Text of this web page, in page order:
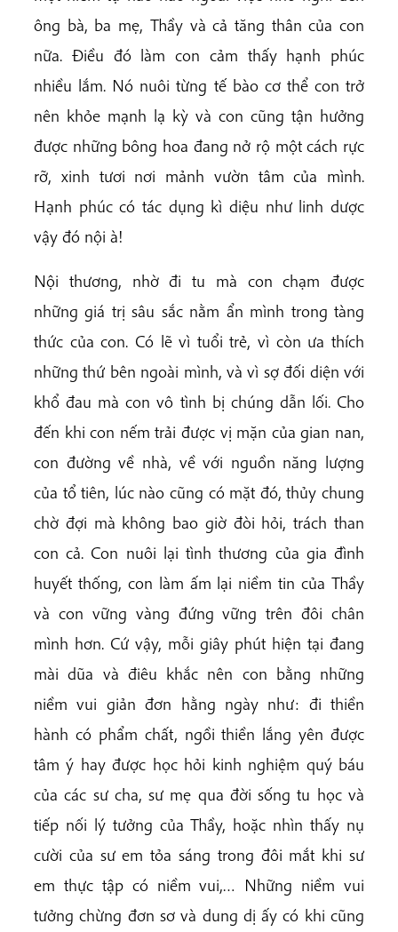
ông bà, ba mẹ, Thầy và cả tăng thân của con
nữa. Điều đó làm con cảm thấy hạnh phúc
nhiều lắm. Nó nuôi từng tế bào cơ thể con trở
nên khỏe mạnh lạ kỳ và con cũng tận hưởng
được những bông hoa đang nở rộ một cách rực
rỡ, xinh tươi nơi mảnh vườn tâm của mình.
Hạnh phúc có tác dụng kì diệu như linh dược
vậy đó nội à!
Nội thương, nhờ đi tu mà con chạm được
những giá trị sâu sắc nằm ẩn mình trong tàng
thức của con. Có lẽ vì tuổi trẻ, vì còn ưa thích
những thứ bên ngoài mình, và vì sợ đối diện với
khổ đau mà con vô tình bị chúng dẫn lối. Cho
đến khi con nếm trải được vị mặn của gian nan,
con đường về nhà, về với nguồn năng lượng
của tổ tiên, lúc nào cũng có mặt đó, thủy chung
chờ đợi mà không bao giờ đòi hỏi, trách than
con cả. Con nuôi lại tình thương của gia đình
huyết thống, con làm ấm lại niềm tin của Thầy
và con vững vàng đứng vững trên đôi chân
mình hơn. Cứ vậy, mỗi giây phút hiện tại đang
mài dũa và điêu khắc nên con bằng những
niềm vui giản đơn hằng ngày như: đi thiền
hành có phẩm chất, ngồi thiền lắng yên được
tâm ý hay được học hỏi kinh nghiệm quý báu
của các sư cha, sư mẹ qua đời sống tu học và
tiếp nối lý tưởng của Thầy, hoặc nhìn thấy nụ
cười của sư em tỏa sáng trong đôi mắt khi sư
em thực tập có niềm vui,… Những niềm vui
tưởng chừng đơn sơ và dung dị ấy có khi cũng